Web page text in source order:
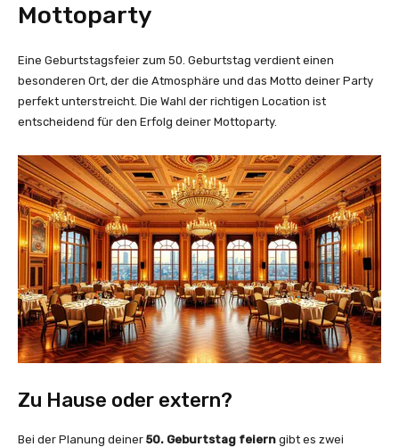
Mottoparty
Eine Geburtstagsfeier zum 50. Geburtstag verdient einen
besonderen Ort, der die Atmosphäre und das Motto deiner Party
perfekt unterstreicht. Die Wahl der richtigen Location ist
entscheidend für den Erfolg deiner Mottoparty.
Zu Hause oder extern?
Bei der Planung deiner 50. Geburtstag feiern gibt es zwei